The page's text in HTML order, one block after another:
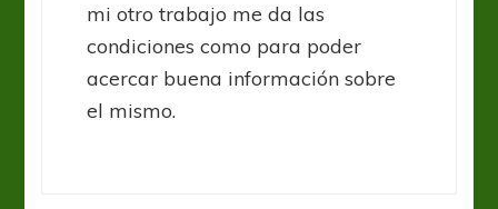
mi otro trabajo me da las
condiciones como para poder
acercar buena información sobre
el mismo.